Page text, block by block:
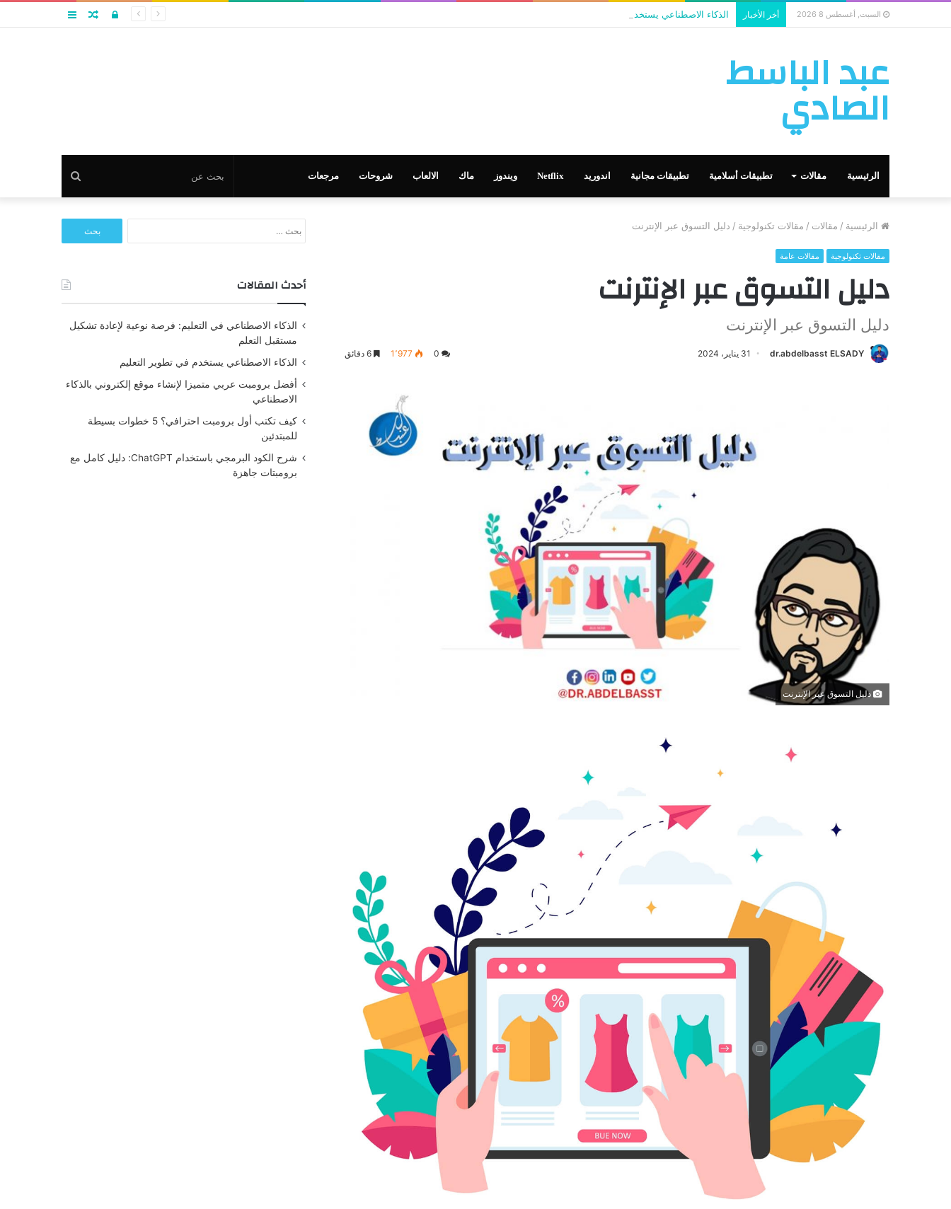
السبت, أغسطس 8 2026 أخر الأخبار الذكاء الاصطناعي يستخدم في تطوير التعليم عمودمقالتسجيل
عبد الباسط
الصادي
الرئيسية مقالات تطبيقات أسلامية تطبيقات مجانية اندوريد Netflix ويندوز ماك الالعاب شروحات مرجعات بحث
عن
الرئيسية / مقالات / مقالات تكنولوجية / دليل التسوق عبر الإنترنت
مقالات تكنولوجية مقالات عامة
دليل التسوق عبر الإنترنت
دليل التسوق عبر الإنترنت
dr.abdelbasst ELSADY 31 يناير، 2024 0 1٬977
دليل التسوق عبر الإنترنت
عن:
أحدث المقالات
الذكاء الاصطناعي في التعليم: فرصة نوعية لإعادة تشكيل
مستقبل التعلم
الذكاء الاصطناعي يستخدم في تطوير التعليم
أفضل برومبت عربي متميزا لإنشاء موقع إلكتروني بالذكاء
الاصطناعي
كيف تكتب أول برومبت احترافي؟ 5 خطوات بسيطة
للمبتدئين
شرح الكود البرمجي باستخدام ChatGPT: دليل كامل مع
برومبتات جاهزة